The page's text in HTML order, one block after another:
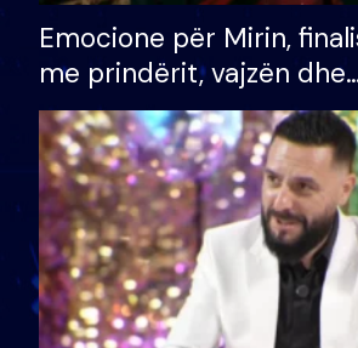
Emocione për Mirin,
me prindërit, vajzën dhe
bashkëshorten: S’kemi
divorci apo jo?